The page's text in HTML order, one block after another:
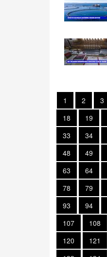
1 2 3
18
19
33
34
48
49
63
64
78
79
93
94
107
108
120
121